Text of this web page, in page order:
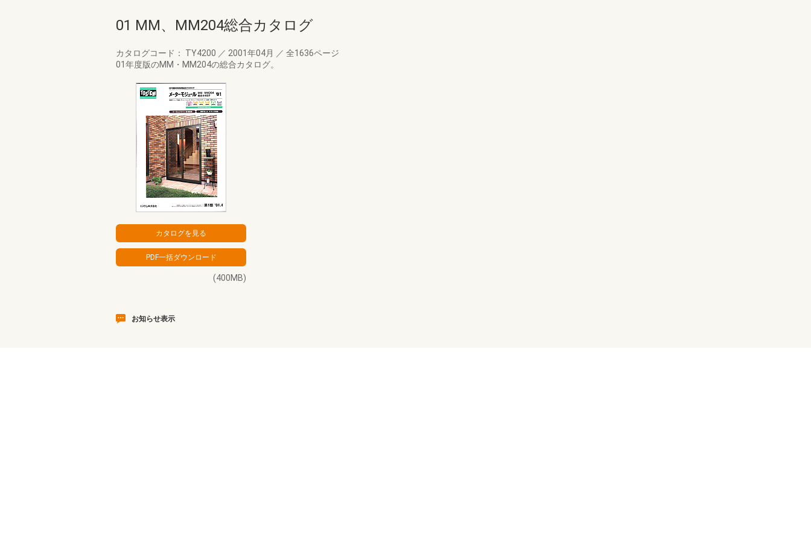
01 MM、MM204総合カタログ
カタログコード： TY4200 ／ 2001年04月 ／ 全1636ページ
01年度版のMM・MM204の総合カタログ。
(400MB)
お知らせ表示